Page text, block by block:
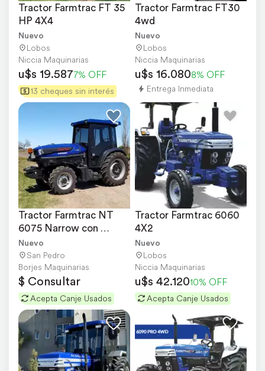
Tractor Farmtrac FT 35
HP 4X4
Nuevo
Lobos
Niccia Maquinarias
u$s 19.5877% OFF
13 cheques sin interés
Tractor Farmtrac FT30
4wd
Nuevo
Lobos
Niccia Maquinarias
u$s 16.0808% OFF
Entrega Inmediata
Tractor Farmtrac NT
6075 Narrow con
Cabina de 75 HP
Nuevo
San Pedro
Borjes Maquinarias
$ Consultar
Acepta Canje Usados
Tractor Farmtrac 6060
4X2
Nuevo
Lobos
Niccia Maquinarias
u$s 42.12010% OFF
Acepta Canje Usados